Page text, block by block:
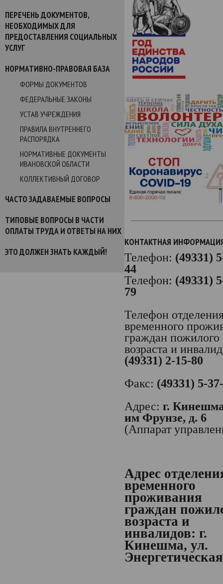
ПЕРЕЧЕНЬ ДОКУМЕНТОВ,
НЕОБХОДИМЫХ ДЛЯ
ПРЕДОСТАВЛЕНИЯ СОЦИАЛЬНЫХ
УСЛУГ
НОРМАТИВНО-ПРАВОВАЯ БАЗА
ФОРМЫ ДОКУМЕНТОВ
ФЕДЕРАЛЬНЫЕ ЗАКОНЫ
УСТАВ УЧРЕЖДЕНИЯ
ПРАВИЛА ВНУТРЕННЕГО
РАСПОРЯДКА
НОРМАТИВНЫЕ ДОКУМЕНТЫ
ИВАНОВСКОЙ ОБЛАСТИ
КОЛЛЕКТИВНЫЙ ДОГОВОР
ЧАСТО ЗАДАВАЕМЫЕ ВОПРОСЫ
ТИПОВЫЕ ВОПРОСЫ В ЧАСТИ
ОПЛАТЫ ТРУДА И ОТВЕТЫ НА НИХ
ЭТО ДОЛЖЕН ЗНАТЬ КАЖДЫЙ!
КОНТАКТНАЯ
Телефон: (49331)
44
Телефон: (49331)
79
Телефон
временного
граждан пожилого
возраста и
(49331) 2-15-80
Факс: (49331) 5-
Адрес: г.
им Фрунзе, д. 6
(Аппарат
Адрес
временного
проживания
граждан
возраста и
инвалидов: г.
Кинешма, ул.